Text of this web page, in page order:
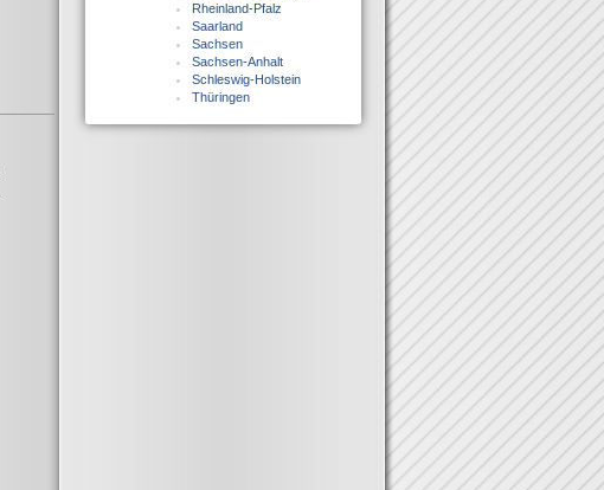
Rheinland-Pfalz
Saarland
Sachsen
Sachsen-Anhalt
Schleswig-Holstein
Thüringen